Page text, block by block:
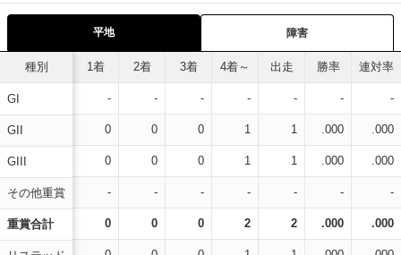
平地 障害
種別
GI
GII
GIII
その他重賞
重賞合計
1着 2着 3着 4着～ 出走 勝率 連対率
- - - - - - -
0 0 0 1 1 .000 .000
0 0 0 1 1 .000 .000
- - - - - - -
0 0 0 2 2 .000 .000